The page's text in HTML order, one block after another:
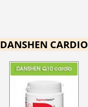
DANSHEN CARDIO